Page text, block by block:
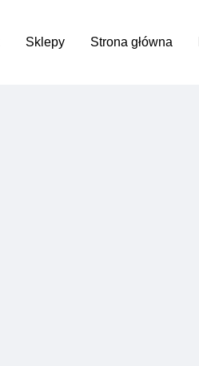
Sklepy Strona główna